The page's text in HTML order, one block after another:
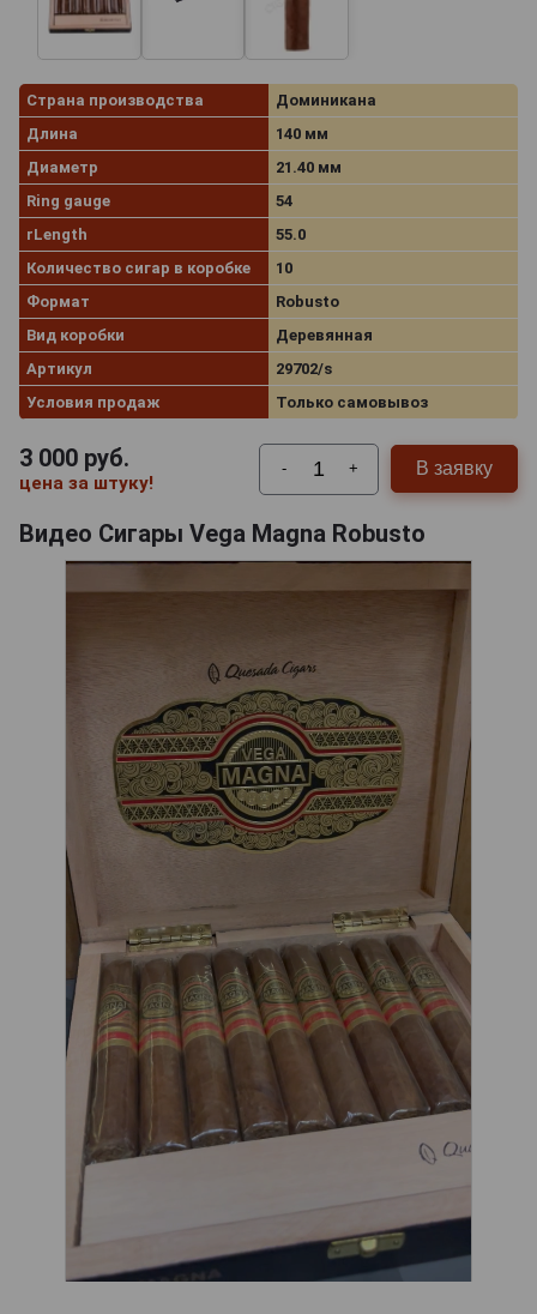
Страна производства
Доминикана
Длина
140 мм
Диаметр
21.40 мм
Ring gauge
54
rLength
55.0
Количество сигар в коробке
10
Формат
Robusto
Вид коробки
Деревянная
Артикул
29702/s
Условия продаж
Только самовывоз
3 000 руб.
цена за штуку!
- + В заявку
Видео Сигары Vega Magna Robusto